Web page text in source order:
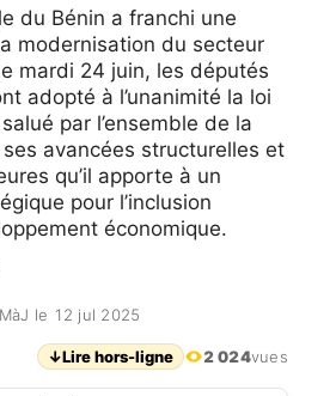
du Bénin a franchi une
modernisation du secteur
mardi 24 juin, les députés
adopté à l’unanimité la loi
par l’ensemble de la
avancées structurelles et
qu’il apporte à un
pour l’inclusion
économique.
MàJ le 12 jul 2025
↓Lire hors-ligne 2 024vues